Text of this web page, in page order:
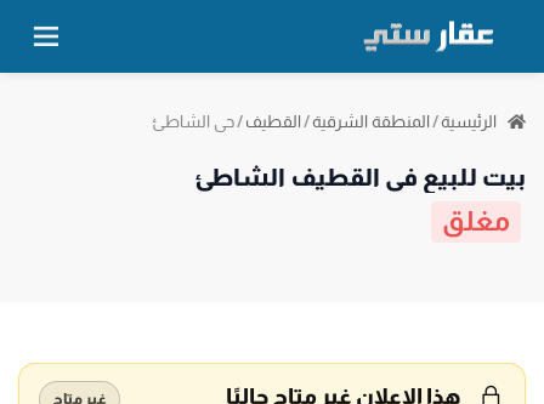
الرئيسية/المنطقة الشرقية/القطيف/حي الشاطئ
بيت للبيع في القطيف الشاطئ
مغلق
هذا الإعلان غير متاح حاليًا غير متاح